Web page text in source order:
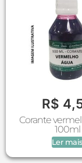
R$
Corante
100ml
Ler mais